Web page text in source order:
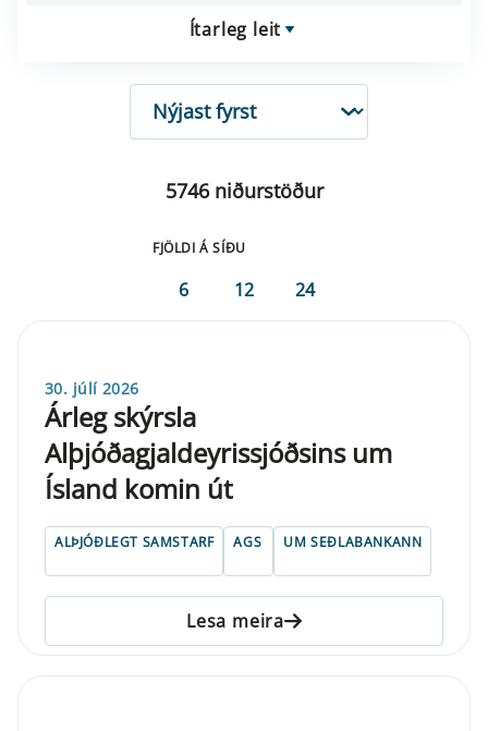
Ítarleg leit
RÖÐUN
5746 niðurstöður
FJÖLDI Á SÍÐU
6 12 24
30. júlí 2026
Árleg skýrsla
Alþjóðagjaldeyrissjóðsins um
Ísland komin út
ALÞJÓÐLEGT SAMSTARF AGS UM SEÐLABANKANN
Lesa meira